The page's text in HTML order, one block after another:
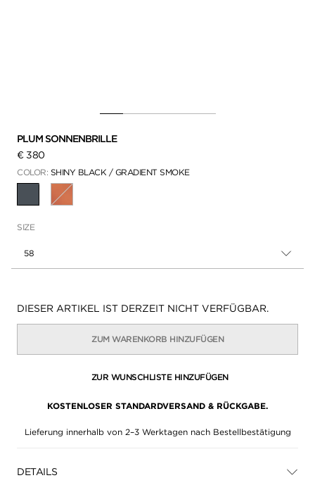
PLUM SONNENBRILLE
€ 380
COLOR: SHINY BLACK / GRADIENT SMOKE
AUSGEWÄHLT
SIZE
58
Verfügbarkeit:
DIESER ARTIKEL IST DERZEIT NICHT VERFÜGBAR.
ZUM WARENKORB HINZUFÜGEN
ZUR WUNSCHLISTE HINZUFÜGEN
KOSTENLOSER STANDARDVERSAND & RÜCKGABE.
Lieferung innerhalb von 2–3 Werktagen nach Bestellbestätigung
DETAILS